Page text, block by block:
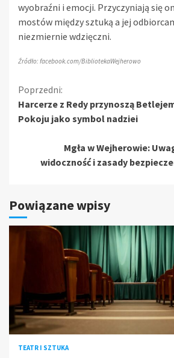
wyobraźni i emocji. Przyczyniają się
mostów między sztuką a jej
niezmiernie wdzięczni.
Źródło: facebook.com/BibliotekaWejherowo
Kontynuuj
czytanie
Poprzedni:
Harcerze z Redy przynoszą
Pokoju jako symbol nadziei
Mgła w Wejherowie:
widoczność i zasady
Powiązane wpisy
TEATR I SZTUKA